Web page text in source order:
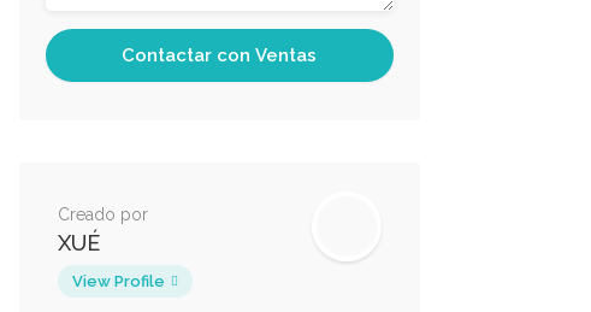
Creado por
XUÉ
View Profile